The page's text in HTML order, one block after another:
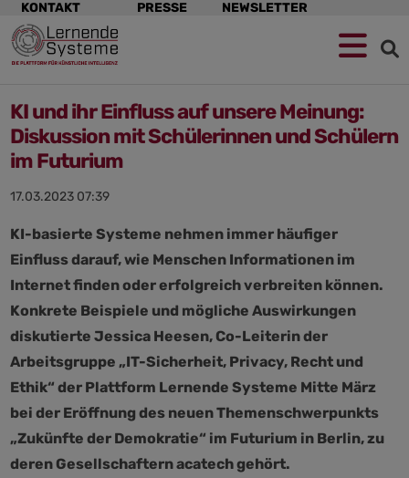
Navigation
überspringen
KONTAKT PRESSE NEWSLETTER
KI und ihr Einfluss auf unsere Meinung:
Diskussion mit Schülerinnen und Schülern
im Futurium
17.03.2023 07:39
KI-basierte Systeme nehmen immer häufiger
Einfluss darauf, wie Menschen Informationen im
Internet finden oder erfolgreich verbreiten können.
Konkrete Beispiele und mögliche Auswirkungen
diskutierte Jessica Heesen, Co-Leiterin der
Arbeitsgruppe „IT-Sicherheit, Privacy, Recht und
Ethik“ der Plattform Lernende Systeme Mitte März
bei der Eröffnung des neuen Themenschwerpunkts
„Zukünfte der Demokratie“ im Futurium in Berlin, zu
deren Gesellschaftern acatech gehört.